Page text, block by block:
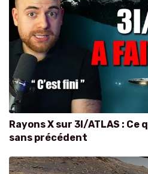
Rayons X sur 3I/ATLAS : Ce
sans précédent